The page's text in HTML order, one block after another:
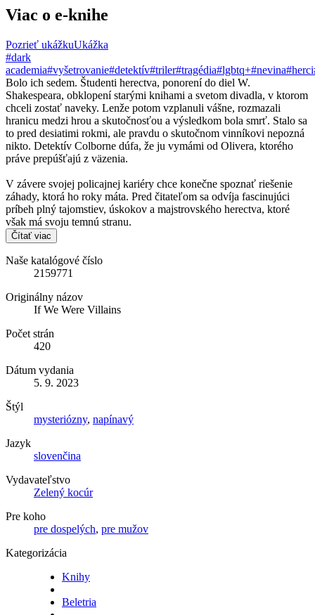
Viac o e-knihe
Pozrieť ukážkuUkážka
#dark
academia#vyšetrovanie#detektív#triler#tragédia#lgbtq+#nevina#herci
Bolo ich sedem. Študenti herectva, ponorení do diel W.
Shakespeara, obklopení starými knihami a svetom divadla, v ktorom
chceli zostať naveky. Lenže potom vzplanuli vášne, rozmazali
hranicu medzi hrou a skutočnosťou a výsledkom bola smrť. Stalo sa
to pred desiatimi rokmi, ale pravdu o skutočnom vinníkovi nepozná
nikto. Detektív Colborne dúfa, že ju vymámi od Olivera, ktorého
práve prepúšťajú z väzenia.
V závere svojej policajnej kariéry chce konečne spoznať riešenie
záhady, ktorá ho roky máta. Pred čitateľom sa odvíja fascinujúci
príbeh plný tajomstiev, úskokov a majstrovského herectva, ktoré
však má svoju temnú stranu.
Čítať viac
Naše katalógové číslo
2159771
Originálny názov
If We Were Villains
Počet strán
420
Dátum vydania
5. 9. 2023
Štýl
mysteriózny, napínavý
Jazyk
slovenčina
Vydavateľstvo
Zelený kocúr
Pre koho
pre dospelých, pre mužov
Kategorizácia
Knihy
Beletria